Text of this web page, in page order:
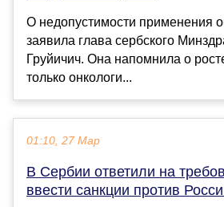
О недопустимости применения
заявила глава сербского
Груйичич. Она напомнила о
только онкологи...
01:10, 27 Мар
В Сербии ответили на
ввести санкции против